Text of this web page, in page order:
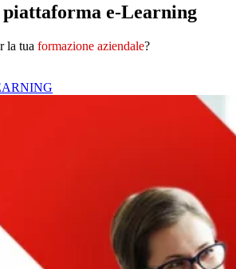
piattaforma e-Learning
la tua formazione aziendale?